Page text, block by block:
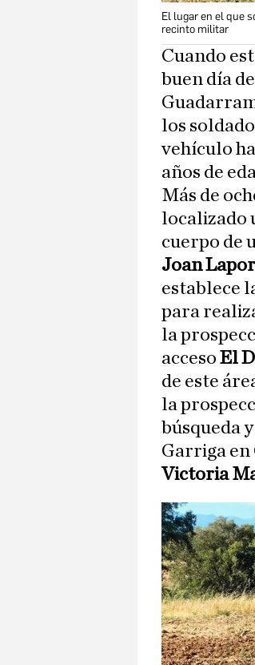
El lugar en el que
recinto militar
Cuando
buen día
los
vehículo
años de
Más de
localizado
cuerpo de
Joan
establece
para
la
acceso El
de este
la
búsqueda
Garriga en
Victoria